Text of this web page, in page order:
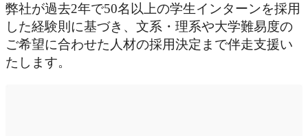
弊社が過去2年で50名以上の学生インターンを採用
した経験則に基づき、文系・理系や大学難易度の
ご希望に合わせた人材の採用決定まで伴走支援い
たします。